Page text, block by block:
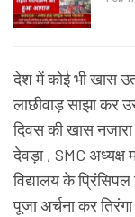
देश में कोई भी खास
लाछीवाड़ साझा कर
दिवस की खास
देवड़ा , SMC अध्यक्ष
विद्यालय के
पूजा अर्चना कर